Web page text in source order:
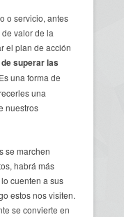
o servicio, antes
valor de la
el plan de acción
superar las
una forma de
una
nuestros
se marchen
habrá más
cuenten a sus
estos nos visiten.
se convierte en